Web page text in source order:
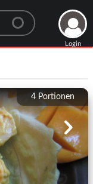
Login
4 Portionen